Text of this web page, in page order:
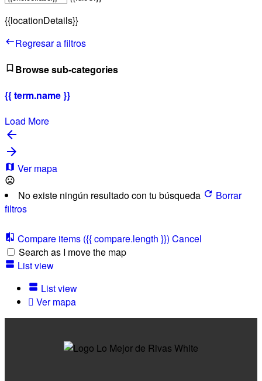
{{locationDetails}}
Regresar a filtros
Browse sub-categories
{{ term.name }}
Load More
Ver mapa
No existe ningún resultado con tu búsqueda
Borrar
filtros
Compare items ({{ compare.length }}) Cancel
Search as I move the map
List view
List view
Ver mapa